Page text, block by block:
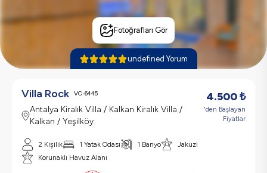
Fotoğrafları Gör
undefined Yorum
Villa Rock VC-6445
Antalya Kiralık Villa / Kalkan Kiralık Villa /
Kalkan / Yeşilköy
4.500₺
'den Başlayan
Fiyatlar
2 Kişilik 1 Yatak Odası 1 Banyo
Jakuzi
Korunaklı Havuz Alanı